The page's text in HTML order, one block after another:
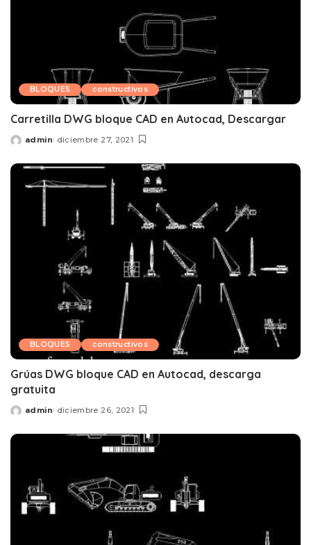
BLOQUES constructivos
Carretilla DWG bloque CAD en Autocad, Descargar
Posted
admin diciembre 27, 2021
BLOQUES constructivos
Grúas DWG bloque CAD en Autocad, descarga
gratuita
Posted
admin diciembre 26, 2021